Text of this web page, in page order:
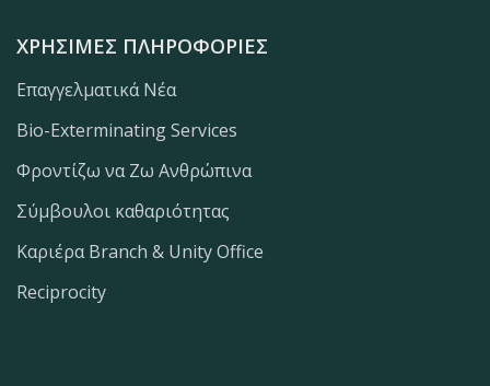
ΧΡΉΣΙΜΕΣ ΠΛΗΡΟΦΟΡΊΕΣ
Επαγγελματικά Νέα
Bio-Exterminating Services
Φροντίζω να Ζω Ανθρώπινα
Σύμβουλοι καθαριότητας
Καριέρα Branch & Unity Office
Reciprocity